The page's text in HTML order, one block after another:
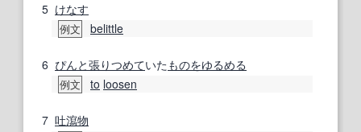
5 けなす
例文 belittle
6 ぴんと張りつめていたものをゆるめる
例文 to loosen
7 吐瀉物